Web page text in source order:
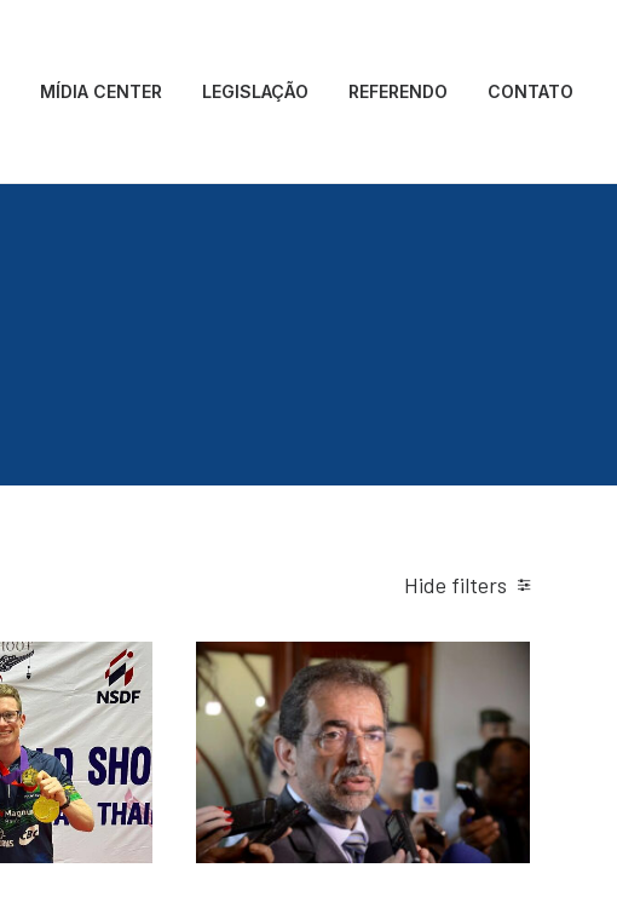
MÍDIA CENTER LEGISLAÇÃO REFERENDO CONTATO
Hide filters